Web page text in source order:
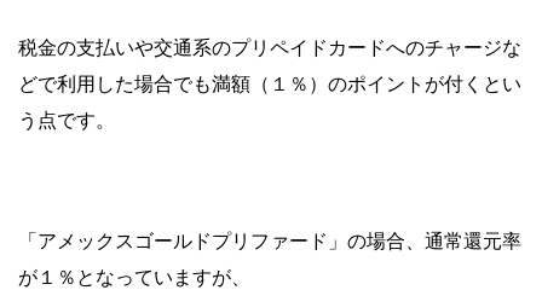
税金の支払いや交通系のプリペイドカードへのチャージな
どで利用した場合でも満額（１％）のポイントが付くとい
う点です。
「アメックスゴールドプリファード」の場合、通常還元率
が１％となっていますが、